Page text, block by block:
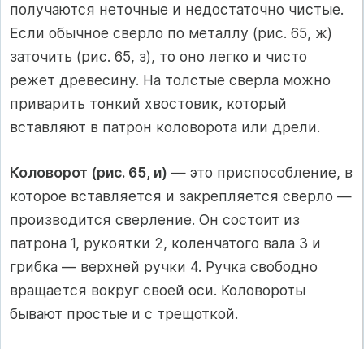
получаются неточные и недостаточно чистые.
Если обычное сверло по металлу (рис. 65, ж)
заточить (рис. 65, з), то оно легко и чисто
режет древесину. На толстые сверла можно
приварить тонкий хвостовик, который
вставляют в патрон коловорота или дрели.
Коловорот (рис. 65, и) — это приспособление, в
которое вставляется и закрепляется сверло —
производится сверление. Он состоит из
патрона 1, рукоятки 2, коленчатого вала 3 и
грибка — верхней ручки 4. Ручка свободно
вращается вокруг своей оси. Коловороты
бывают простые и с трещоткой.